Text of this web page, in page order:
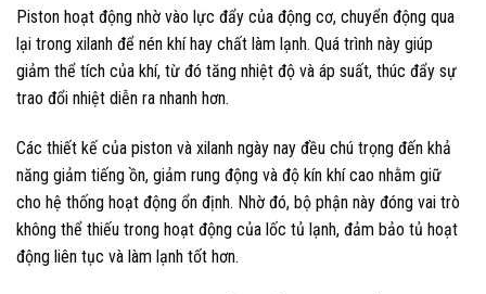
Piston hoạt động nhờ vào lực đẩy của động cơ, chuyển động qua
lại trong xilanh để nén khí hay chất làm lạnh. Quá trình này giúp
giảm thể tích của khí, từ đó tăng nhiệt độ và áp suất, thúc đẩy sự
trao đổi nhiệt diễn ra nhanh hơn.
Các thiết kế của piston và xilanh ngày nay đều chú trọng đến khả
năng giảm tiếng ồn, giảm rung động và độ kín khí cao nhằm giữ
cho hệ thống hoạt động ổn định. Nhờ đó, bộ phận này đóng vai trò
không thể thiếu trong hoạt động của lốc tủ lạnh, đảm bảo tủ hoạt
động liên tục và làm lạnh tốt hơn.